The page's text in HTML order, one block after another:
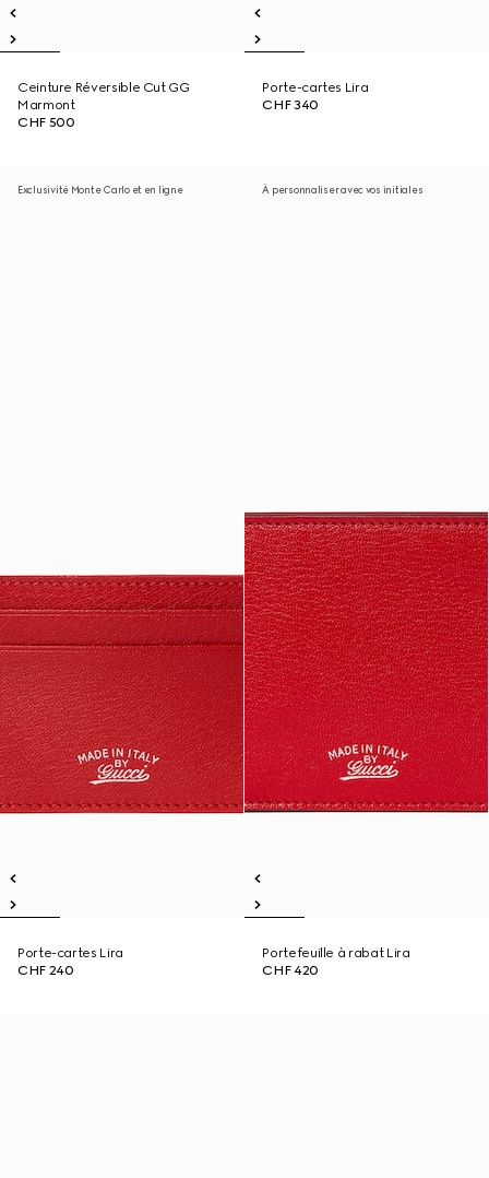
Ceinture Réversible Cut GG
Marmont
CHF 500
Porte-cartes Lira
CHF 340
Exclusivité Monte Carlo et en ligne
Porte-cartes Lira
CHF 240
À personnaliser avec vos initiales
Portefeuille à rabat Lira
CHF 420